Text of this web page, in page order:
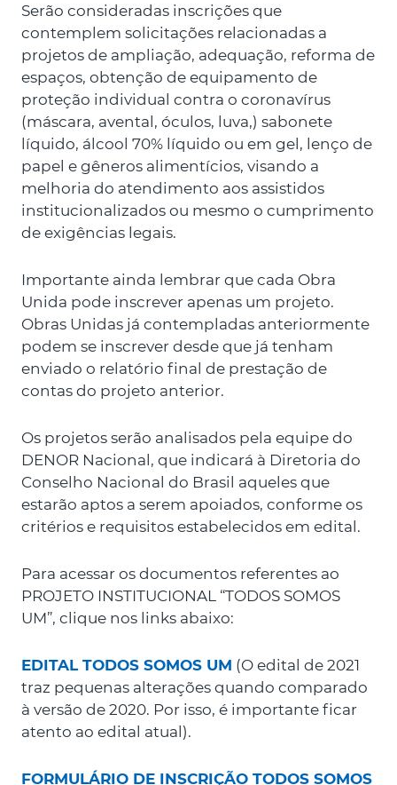
Serão consideradas inscrições que
contemplem solicitações relacionadas a
projetos de ampliação, adequação, reforma de
espaços, obtenção de equipamento de
proteção individual contra o coronavírus
(máscara, avental, óculos, luva,) sabonete
líquido, álcool 70% líquido ou em gel, lenço de
papel e gêneros alimentícios, visando a
melhoria do atendimento aos assistidos
institucionalizados ou mesmo o cumprimento
de exigências legais.
Importante ainda lembrar que cada Obra
Unida pode inscrever apenas um projeto.
Obras Unidas já contempladas anteriormente
podem se inscrever desde que já tenham
enviado o relatório final de prestação de
contas do projeto anterior.
Os projetos serão analisados pela equipe do
DENOR Nacional, que indicará à Diretoria do
Conselho Nacional do Brasil aqueles que
estarão aptos a serem apoiados, conforme os
critérios e requisitos estabelecidos em edital.
Para acessar os documentos referentes ao
PROJETO INSTITUCIONAL “TODOS SOMOS
UM”, clique nos links abaixo:
EDITAL TODOS SOMOS UM (O edital de 2021
traz pequenas alterações quando comparado
à versão de 2020. Por isso, é importante ficar
atento ao edital atual).
FORMULÁRIO DE INSCRIÇÃO TODOS SOMOS